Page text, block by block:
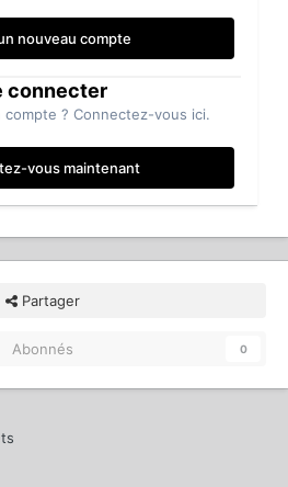
nouveau compte
connecter
compte ? Connectez-vous ici.
vous maintenant
Partager
Abonnés 0